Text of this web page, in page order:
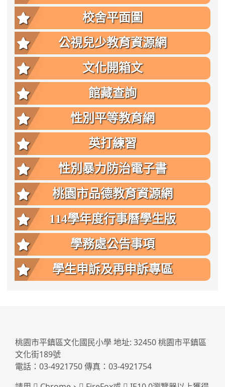
點
校舍平面圖
公視兒少教育資源網
文化開箱文
館藏查詢
性別平等教育網
英打練習
性別暴力防治電子書
桃園市品德教育資源網
114學年度行事曆學生版
學務處公告事項
學生申訴及再申訴專區
桃園市平鎮區文化國民小學 地址: 32450 桃園市平鎮區
文化街189號
電話：03-4921750 傳真：03-4921754